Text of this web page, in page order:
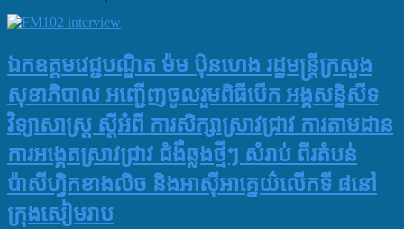
ឯកឧត្តមវេជ្ជបណ្ឌិត ម៉ម បុ៝នហេង រដ្ឋមន្ត្រីក្រសួង​
សុខាភិបាល អញ្ជើញចូលរួមពិធីបើក ​អង្គសន្និសីទ
វិទ្យាសាស្រ្ត ស្តីអំពី ការសិក្សាស្រាវជ្រាវ ការតាមដាន
ការអង្គេតស្រាវជ្រាវ ជំងឺឆ្លងថ្មីៗ សំរាប់ ពីរតំបន់
ប៉ាសីហ្វិកខាងលិច និងអាស៊ីអាគ្នេយ៌​លើកទី ៨​នៅ
ក្រុងសៀមរាប